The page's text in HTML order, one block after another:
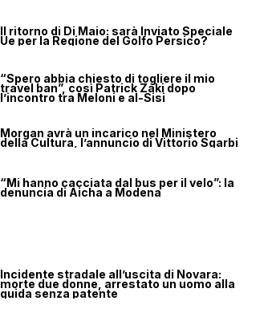
Il ritorno di Di Maio: sarà Inviato Speciale
Ue per la Regione del Golfo Persico?
“Spero abbia chiesto di togliere il mio
travel ban”, così Patrick Zaki dopo
l’incontro tra Meloni e al-Sisi
Morgan avrà un incarico nel Ministero
della Cultura, l’annuncio di Vittorio Sgarbi
“Mi hanno cacciata dal bus per il velo”: la
denuncia di Aicha a Modena
Incidente stradale all’uscita di Novara:
morte due donne, arrestato un uomo alla
guida senza patente